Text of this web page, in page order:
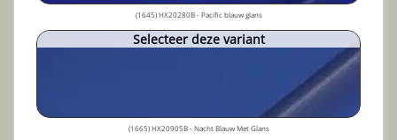
(1645) HX20280B - Pacific blauw glans
Selecteer deze variant
(1665) HX20905B - Nacht Blauw Met Glans